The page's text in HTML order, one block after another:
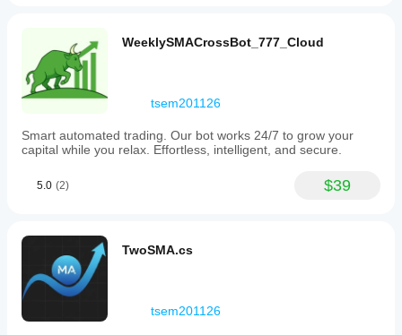
WeeklySMACrossBot_777_Cloud
tsem201126
Smart automated trading. Our bot works 24/7 to grow your
capital while you relax. Effortless, intelligent, and secure.
5.0 (2) $39
TwoSMA.cs
tsem201126